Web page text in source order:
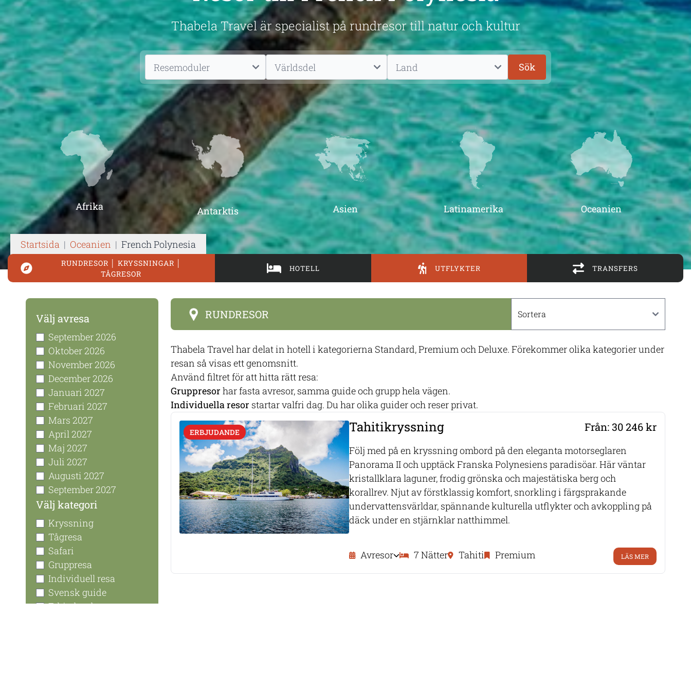
Thabela Travel är specialist på rundresor till natur och kultur
Sök
Afrika Antarktis Asien Latinamerika Oceanien
Startsida | Oceanien | French Polynesia
RUNDRESOR │ KRYSSNINGAR │
TÅGRESOR
HOTELL UTFLYKTER TRANSFERS
Välj avresa
September 2026
Oktober 2026
November 2026
December 2026
Januari 2027
Februari 2027
Mars 2027
April 2027
Maj 2027
Juli 2027
Augusti 2027
September 2027
Välj kategori
Kryssning
Tågresa
Safari
Gruppresa
Individuell resa
Svensk guide
Erbjudanden
RUNDRESOR
Thabela Travel har delat in hotell i kategorierna Standard, Premium och Deluxe. Förekommer olika kategorier under
resan så visas ett genomsnitt.
Använd filtret för att hitta rätt resa:
Gruppresor har fasta avresor, samma guide och grupp hela vägen.
Individuella resor startar valfri dag. Du har olika guider och reser privat.
ERBJUDANDE Tahitikryssning Från: 30 246 kr
Följ med på en kryssning ombord på den eleganta motorseglaren
Panorama II och upptäck Franska Polynesiens paradisöar. Här väntar
kristallklara laguner, frodig grönska och majestätiska berg och
korallrev. Njut av förstklassig komfort, snorkling i färgsprakande
undervattensvärldar, spännande kulturella utflykter och avkoppling på
däck under en stjärnklar natthimmel.
Avresor 7 Nätter Tahiti Premium LÄS MER